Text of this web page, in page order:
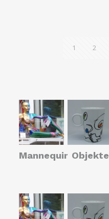
1 2
MannequinsObjekte